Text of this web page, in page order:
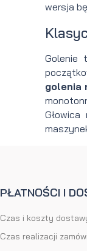
wersja
Golenie
golenia
PŁATNOŚCI I
Czas i koszty
Czas realizacji